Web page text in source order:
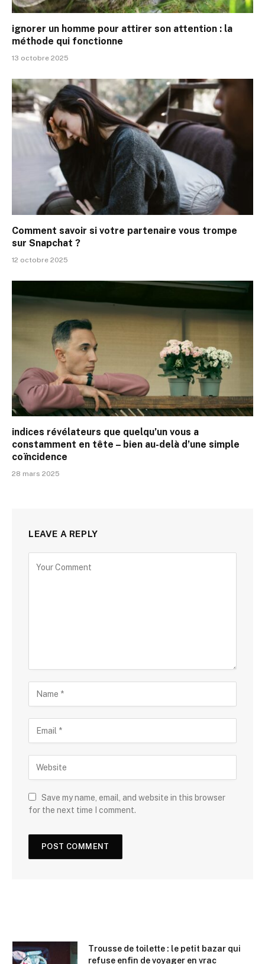
ignorer un homme pour attirer son attention : la
méthode qui fonctionne
13 octobre 2025
Comment savoir si votre partenaire vous trompe
sur Snapchat ?
12 octobre 2025
indices révélateurs que quelqu’un vous a
constamment en tête – bien au-delà d’une simple
coïncidence
28 mars 2025
LEAVE A REPLY
Save my name, email, and website in this browser
for the next time I comment.
Trousse de toilette : le petit bazar qui
refuse enfin de voyager en vrac